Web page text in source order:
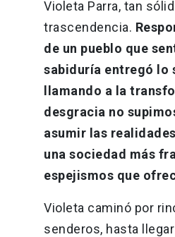
Violeta Parra, tan
trascendencia.
de un pueblo que
sabiduría entregó lo
llamando a la
desgracia no
asumir las
una sociedad más
espejismos que
Violeta caminó por
senderos, hasta